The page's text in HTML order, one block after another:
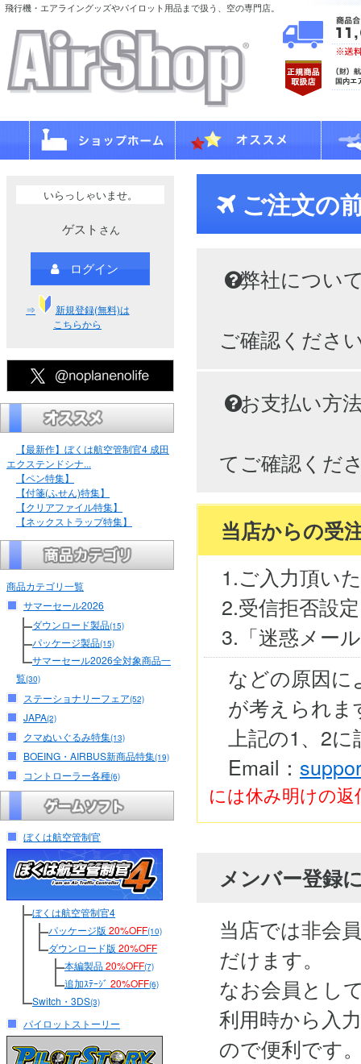
飛行機・エアライングッズやパイロット用品まで扱う、空の専門店。
いらっしゃいませ。
ゲスト さん
ログイン
⇒
新規登録(無料)は
こちらから
【最新作】ぼくは航空管制官4 成田
エクステンドシナ...
【ペン特集】
【付箋(ふせん)特集】
【クリアファイル特集】
【ネックストラップ特集】
商品カテゴリ一覧
サマーセール2026
ダウンロード製品(15)
パッケージ製品(15)
サマーセール2026全対象商品一
覧(30)
ステーショナリーフェア(52)
JAPA(2)
クマぬいぐるみ特集(13)
BOEING・AIRBUS新商品特集(19)
コントローラー各種(6)
ぼくは航空管制官
ぼくは航空管制官4
パッケージ版 20%OFF(10)
ダウンロード版 20%OFF
本編製品20%OFF(7)
追加ｽﾃｰｼﾞ 20%OFF(6)
Switch・3DS(3)
パイロットストーリー
ご注文の
弊社につい
ご確認くださ
お支払い方
てご確認くだ
当店からの受
1.ご入力頂い
2.受信拒否設
3.「迷惑メー
などの原因
が考えられま
上記の1、2
Email：
には休み明けの
メンバー登録
当店では非会
だけます。
なお会員とし
利用時から入
ので便利です